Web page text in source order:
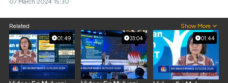
07 March 2024 15:30
Related Show More
01:49 33:04 01:44